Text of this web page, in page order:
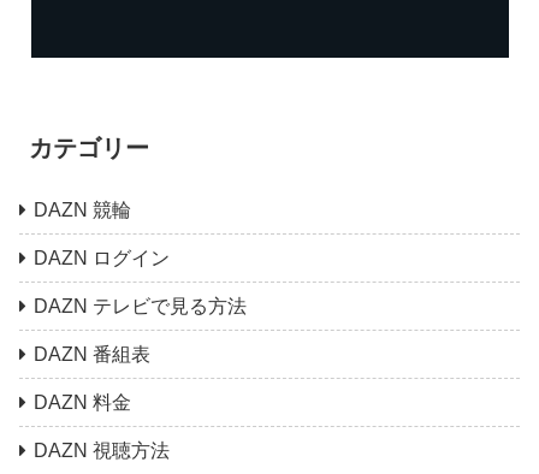
カテゴリー
DAZN 競輪
DAZN ログイン
DAZN テレビで見る方法
DAZN 番組表
DAZN 料金
DAZN 視聴方法